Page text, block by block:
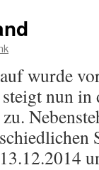
wurde
nun